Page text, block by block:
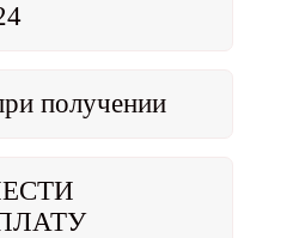
получении